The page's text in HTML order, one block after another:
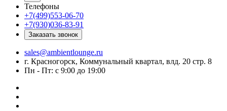
Телефоны
+7(499)553-06-70
+7(930)036-83-91
Заказать звонок
sales@ambientlounge.ru
г. Красногорск, Коммунальный квартал, влд. 20 стр. 8
Пн - Пт: с 9:00 до 19:00